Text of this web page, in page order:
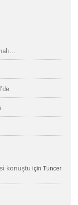
konuştu için Tuncer